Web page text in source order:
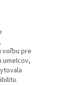
voľbu pre
umelcov,